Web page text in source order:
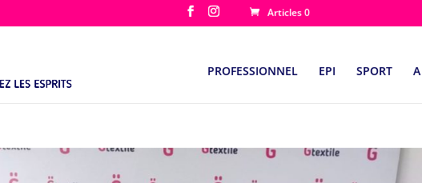
Articles 0
PROFESSIONNEL EPI SPORT